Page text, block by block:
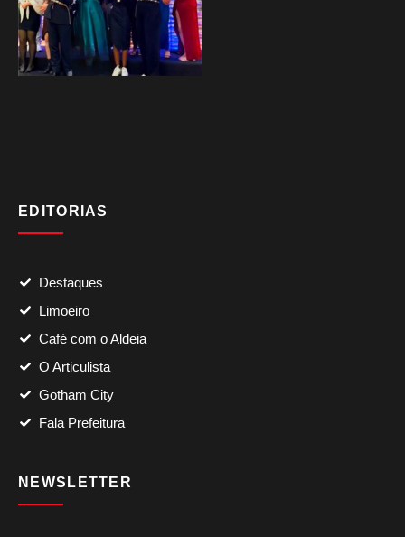
EDITORIAS
Destaques
Limoeiro
Café com o Aldeia
O Articulista
Gotham City
Fala Prefeitura
NEWSLETTER